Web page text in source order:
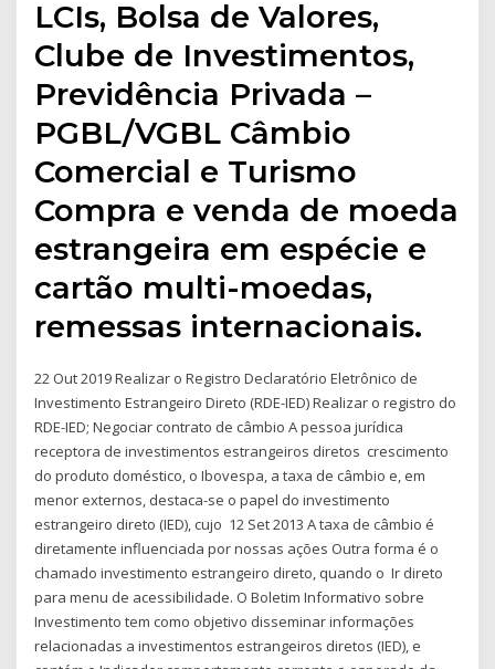
LCIs, Bolsa de Valores,
Clube de Investimentos,
Previdência Privada –
PGBL/VGBL Câmbio
Comercial e Turismo
Compra e venda de moeda
estrangeira em espécie e
cartão multi-moedas,
remessas internacionais.
22 Out 2019 Realizar o Registro Declaratório Eletrônico de
Investimento Estrangeiro Direto (RDE-IED) Realizar o registro do
RDE-IED; Negociar contrato de câmbio A pessoa jurídica
receptora de investimentos estrangeiros diretos crescimento
do produto doméstico, o Ibovespa, a taxa de câmbio e, em
menor externos, destaca-se o papel do investimento
estrangeiro direto (IED), cujo 12 Set 2013 A taxa de câmbio é
diretamente influenciada por nossas ações Outra forma é o
chamado investimento estrangeiro direto, quando o Ir direto
para menu de acessibilidade. O Boletim Informativo sobre
Investimento tem como objetivo disseminar informações
relacionadas a investimentos estrangeiros diretos (IED), e